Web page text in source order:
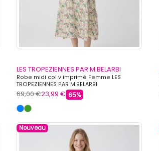
LES TROPEZIENNES PAR M.BELARBI
Robe midi col v imprimé Femme LES
TROPEZIENNES PAR M.BELARBI
69,00 €23,99 € 65%
Nouveau